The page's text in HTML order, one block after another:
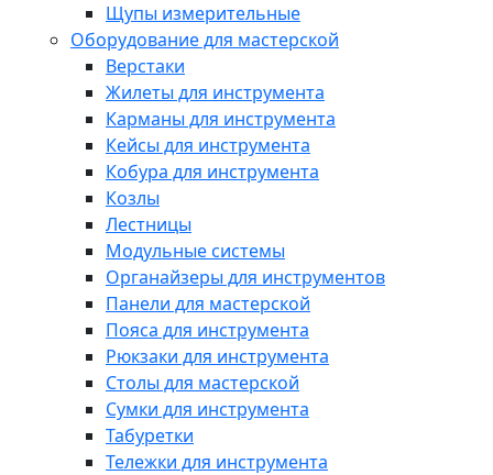
Щупы измерительные
Оборудование для мастерской
Верстаки
Жилеты для инструмента
Карманы для инструмента
Кейсы для инструмента
Кобура для инструмента
Козлы
Лестницы
Модульные системы
Органайзеры для инструментов
Панели для мастерской
Пояса для инструмента
Рюкзаки для инструмента
Столы для мастерской
Сумки для инструмента
Табуретки
Тележки для инструмента